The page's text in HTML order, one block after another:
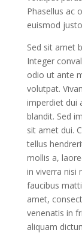
Phasellus ac
euismod
Sed sit amet
Integer
odio ut ante
volutpat.
imperdiet dui
blandit. Sed
sit amet dui.
tellus
mollis a,
in viverra nisi
faucibus
amet,
venenatis in
aliquam